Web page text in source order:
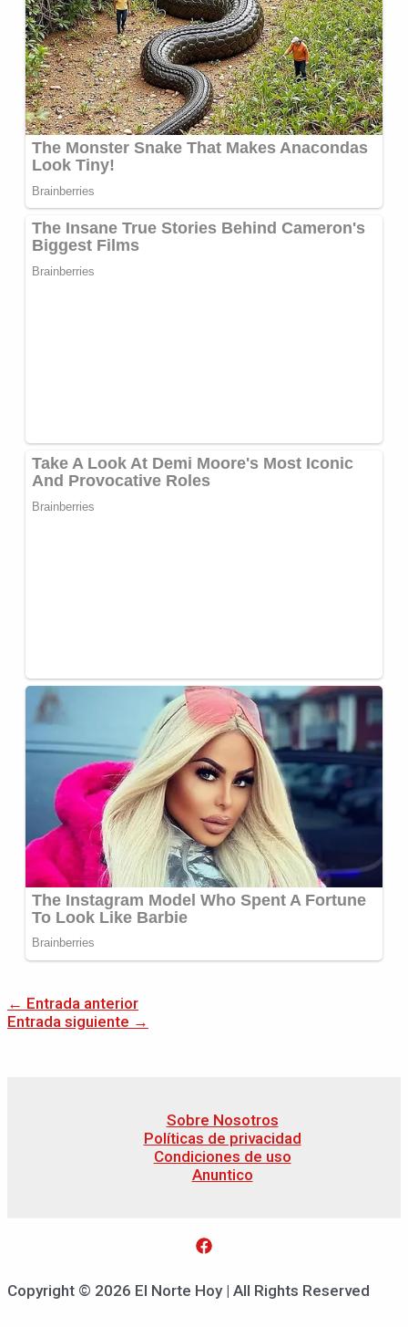
← Entrada anterior
Entrada siguiente →
Sobre Nosotros
Políticas de privacidad
Condiciones de uso
Anuntico
Copyright © 2026 El Norte Hoy | All Rights Reserved